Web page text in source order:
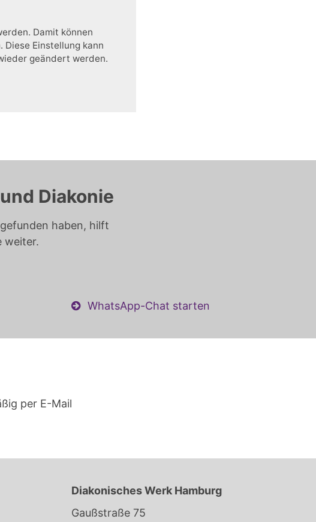
Damit können
Einstellung kann
geändert werden.
Diakonie
haben, hilft
weiter.
WhatsApp-Chat starten
per E-Mail
Diakonisches Werk Hamburg
Gaußstraße 75